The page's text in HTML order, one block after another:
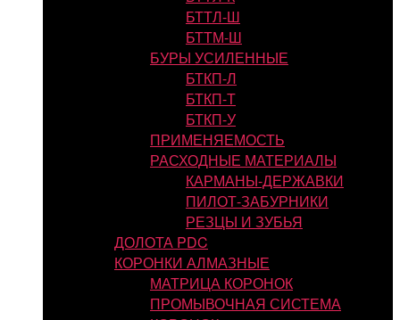
БТТЛ-Ш
БТТМ-Ш
БУРЫ УСИЛЕННЫЕ
БТКП-Л
БТКП-Т
БТКП-У
ПРИМЕНЯЕМОСТЬ
РАСХОДНЫЕ МАТЕРИАЛЫ
КАРМАНЫ-ДЕРЖАВКИ
ПИЛОТ-ЗАБУРНИКИ
РЕЗЦЫ И ЗУБЬЯ
ДОЛОТА PDC
КОРОНКИ АЛМАЗНЫЕ
МАТРИЦА КОРОНОК
ПРОМЫВОЧНАЯ СИСТЕМА